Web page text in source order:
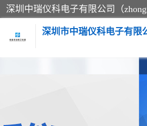
深圳市中瑞仪科电子有限